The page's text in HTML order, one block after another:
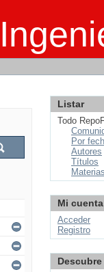
Listar
Todo
Por
Autores
Títulos
Materias
Mi cuenta
Acceder
Registro
Descubre